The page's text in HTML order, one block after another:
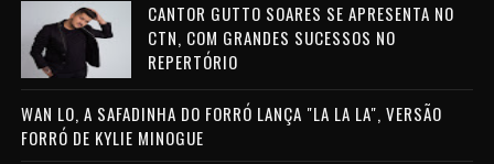
CANTOR GUTTO SOARES SE APRESENTA NO
CTN, COM GRANDES SUCESSOS NO
REPERTÓRIO
WAN LO, A SAFADINHA DO FORRÓ LANÇA "LA LA LA", VERSÃO
FORRÓ DE KYLIE MINOGUE